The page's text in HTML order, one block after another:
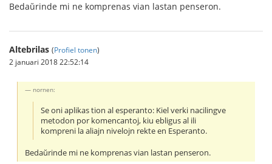
Bedaŭrinde mi ne komprenas vian lastan penseron.
Altebrilas (Profiel tonen)
2 januari 2018 22:52:14
nornen:
Se oni aplikas tion al esperanto: Kiel verki nacilingve
metodon por komencantoj, kiu ebligus al ili
kompreni la aliajn nivelojn rekte en Esperanto.
Bedaŭrinde mi ne komprenas vian lastan penseron.